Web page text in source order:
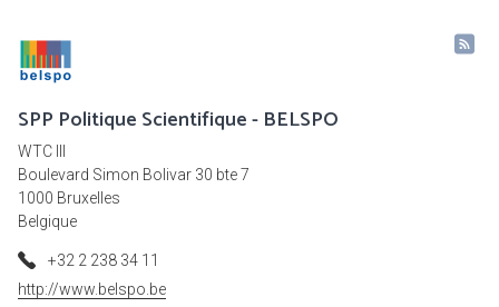
SPP Politique Scientifique - BELSPO
WTC III
Boulevard Simon Bolivar 30 bte 7
1000 Bruxelles
Belgique
+32 2 238 34 11
http://www.belspo.be